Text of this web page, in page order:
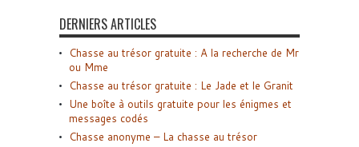
DERNIERS ARTICLES
Chasse au trésor gratuite : A la recherche de Mr
ou Mme
Chasse au trésor gratuite : Le Jade et le Granit
Une boîte à outils gratuite pour les énigmes et
messages codés
Chasse anonyme – La chasse au trésor